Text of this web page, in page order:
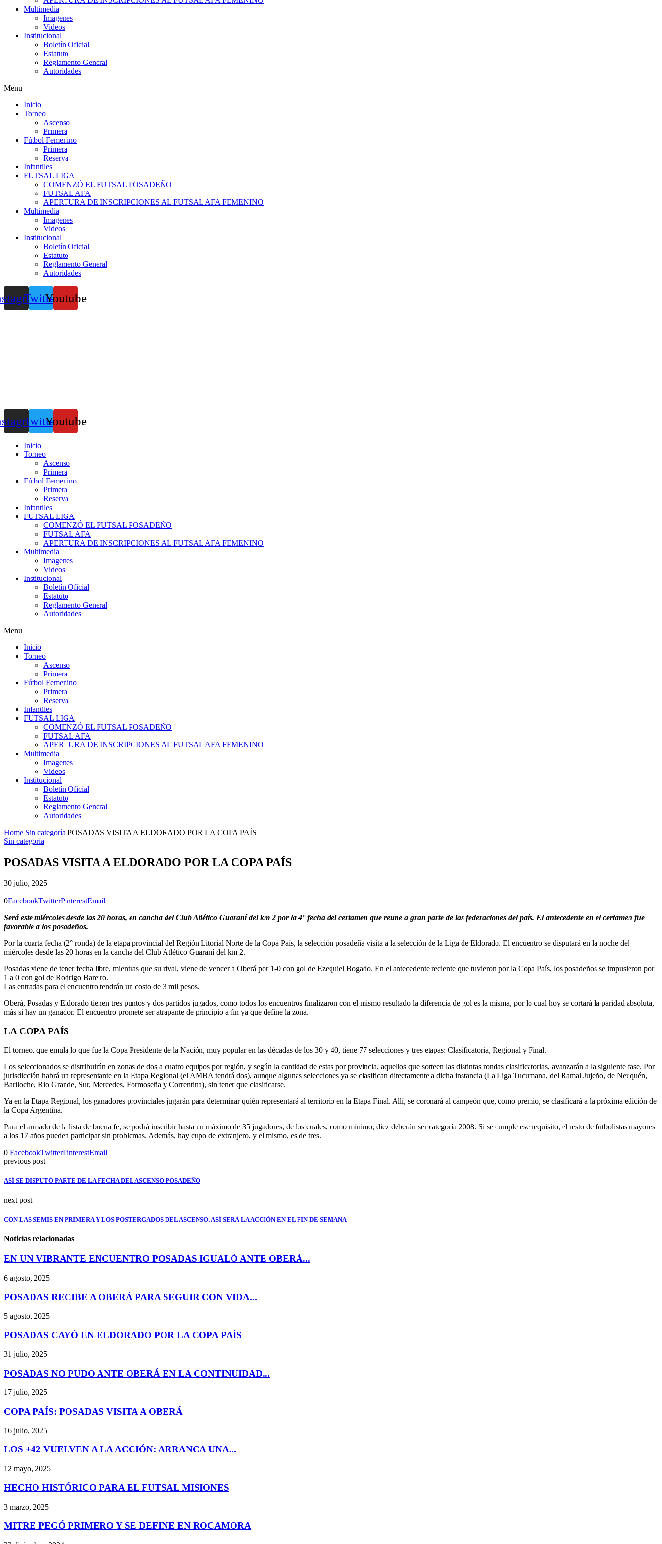
Multimedia
Imagenes
Videos
Institucional
Boletín Oficial
Estatuto
Reglamento General
Autoridades
Menu
Inicio
Torneo
Ascenso
Primera
Fútbol Femenino
Primera
Reserva
Infantiles
FUTSAL LIGA
COMENZÓ EL FUTSAL POSADEÑO
FUTSAL AFA
APERTURA DE INSCRIPCIONES AL FUTSAL AFA FEMENINO
Multimedia
Imagenes
Videos
Institucional
Boletín Oficial
Estatuto
Reglamento General
Autoridades
TwitterYoutube
TwitterYoutube
Inicio
Torneo
Ascenso
Primera
Fútbol Femenino
Primera
Reserva
Infantiles
FUTSAL LIGA
COMENZÓ EL FUTSAL POSADEÑO
FUTSAL AFA
APERTURA DE INSCRIPCIONES AL FUTSAL AFA FEMENINO
Multimedia
Imagenes
Videos
Institucional
Boletín Oficial
Estatuto
Reglamento General
Autoridades
Menu
Inicio
Torneo
Ascenso
Primera
Fútbol Femenino
Primera
Reserva
Infantiles
FUTSAL LIGA
COMENZÓ EL FUTSAL POSADEÑO
FUTSAL AFA
APERTURA DE INSCRIPCIONES AL FUTSAL AFA FEMENINO
Multimedia
Imagenes
Videos
Institucional
Boletín Oficial
Estatuto
Reglamento General
Autoridades
Home Sin categoría POSADAS VISITA A ELDORADO POR LA COPA PAÍS
Sin categoría
POSADAS VISITA A ELDORADO POR LA COPA PAÍS
30 julio, 2025
0FacebookTwitterPinterestEmail
Será este miércoles desde las 20 horas, en cancha del Club Atlético Guaraní del km 2 por la 4° fecha del certamen que reune a gran parte de las federaciones del país. El antecedente en el certamen fue
favorable a los posadeños.
Por la cuarta fecha (2° ronda) de la etapa provincial del Región Litorial Norte de la Copa País, la selección posadeña visita a la selección de la Liga de Eldorado. El encuentro se disputará en la noche del
miércoles desde las 20 horas en la cancha del Club Atlético Guaraní del km 2.
Posadas viene de tener fecha libre, mientras que su rival, viene de vencer a Oberá por 1-0 con gol de Ezequiel Bogado. En el antecedente reciente que tuvieron por la Copa País, los posadeños se impusieron por
1 a 0 con gol de Rodrigo Bareiro.
Las entradas para el encuentro tendrán un costo de 3 mil pesos.
Oberá, Posadas y Eldorado tienen tres puntos y dos partidos jugados, como todos los encuentros finalizaron con el mismo resultado la diferencia de gol es la misma, por lo cual hoy se cortará la paridad absoluta,
más si hay un ganador. El encuentro promete ser atrapante de principio a fin ya que define la zona.
LA COPA PAÍS
El torneo, que emula lo que fue la Copa Presidente de la Nación, muy popular en las décadas de los 30 y 40, tiene 77 selecciones y tres etapas: Clasificatoria, Regional y Final.
Los seleccionados se distribuirán en zonas de dos a cuatro equipos por región, y según la cantidad de estas por provincia, aquellos que sorteen las distintas rondas clasificatorias, avanzarán a la siguiente fase. Por
jurisdicción habrá un representante en la Etapa Regional (el AMBA tendrá dos), aunque algunas selecciones ya se clasifican directamente a dicha instancia (La Liga Tucumana, del Ramal Jujeño, de Neuquén,
Bariloche, Rio Grande, Sur, Mercedes, Formoseña y Correntina), sin tener que clasificarse.
Ya en la Etapa Regional, los ganadores provinciales jugarán para determinar quién representará al territorio en la Etapa Final. Allí, se coronará al campeón que, como premio, se clasificará a la próxima edición de
la Copa Argentina.
Para el armado de la lista de buena fe, se podrá inscribir hasta un máximo de 35 jugadores, de los cuales, como mínimo, diez deberán ser categoría 2008. Si se cumple ese requisito, el resto de futbolistas mayores
a los 17 años pueden participar sin problemas. Además, hay cupo de extranjero, y el mismo, es de tres.
0 FacebookTwitterPinterestEmail
previous post
ASÍ SE DISPUTÓ PARTE DE LA FECHA DEL ASCENSO POSADEÑO
next post
CON LAS SEMIS EN PRIMERA Y LOS POSTERGADOS DEL ASCENSO, ASÍ SERÁ LA ACCIÓN EN EL FIN DE SEMANA
Noticias relacionadas
EN UN VIBRANTE ENCUENTRO POSADAS IGUALÓ ANTE OBERÁ...
6 agosto, 2025
POSADAS RECIBE A OBERÁ PARA SEGUIR CON VIDA...
5 agosto, 2025
POSADAS CAYÓ EN ELDORADO POR LA COPA PAÍS
31 julio, 2025
POSADAS NO PUDO ANTE OBERÁ EN LA CONTINUIDAD...
17 julio, 2025
COPA PAÍS: POSADAS VISITA A OBERÁ
16 julio, 2025
LOS +42 VUELVEN A LA ACCIÓN: ARRANCA UNA...
12 mayo, 2025
HECHO HISTÓRICO PARA EL FUTSAL MISIONES
3 marzo, 2025
MITRE PEGÓ PRIMERO Y SE DEFINE EN ROCAMORA